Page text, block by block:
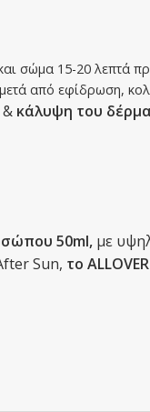
σώμα 15-20 λεπτά
από εφίδρωση,
κάλυψη του
50ml, με
Sun, το